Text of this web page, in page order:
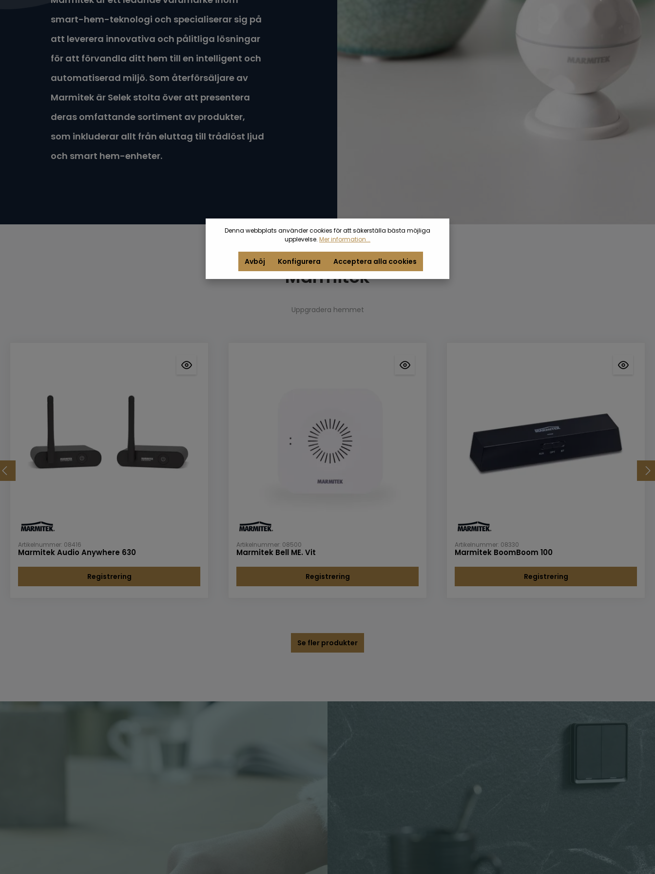
smart-hem-teknologi och specialiserar sig på
att leverera innovativa och pålitliga lösningar
för att förvandla ditt hem till en intelligent och
automatiserad miljö. Som återförsäljare av
Marmitek är Selek stolta över att presentera
deras omfattande sortiment av produkter,
som inkluderar allt från eluttag till trådlöst ljud
och smart hem-enheter.
Marmitek
Uppgradera hemmet
Artikelnummer: 08416
Marmitek Audio Anywhere 630
Registrering
Artikelnummer: 08500
Marmitek Bell ME. Vit
Registrering
Artikelnummer: 08330
Marmitek BoomBoom 100
Registrering
Se fler produkter
Denna webbplats använder cookies för att säkerställa bästa möjliga
upplevelse. Mer information...
Avböj Konfigurera Acceptera alla cookies